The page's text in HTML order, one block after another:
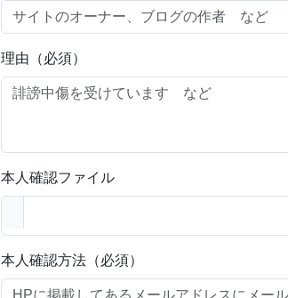
理由（必須）
本人確認ファイル
本人確認方法（必須）